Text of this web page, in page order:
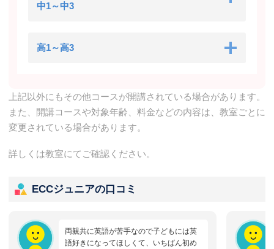
中1～中3
高1～高3
上記以外にもその他コースが開講されている場合があります。
また、開講コースや対象年齢、料金などの内容は、教室ごとに
変更されている場合があります。
詳しくは教室にてご確認ください。
ECCジュニアの口コミ
両親共に英語が苦手なので子どもには英
語好きになってほしくて、いちばん初め